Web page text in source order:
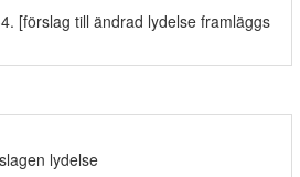
[förslag till ändrad lydelse framläggs
lydelse